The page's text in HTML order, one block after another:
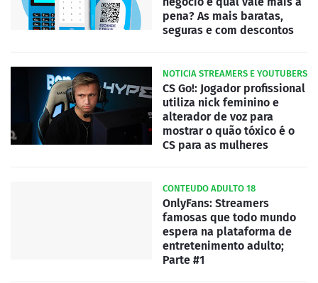
pena? As mais baratas,
seguras e com descontos
NOTICIA STREAMERS E YOUTUBERS
CS Go!: Jogador profissional
utiliza nick feminino e
alterador de voz para
mostrar o quão tóxico é o
CS para as mulheres
CONTEUDO ADULTO 18
OnlyFans: Streamers
famosas que todo mundo
espera na plataforma de
entretenimento adulto;
Parte #1